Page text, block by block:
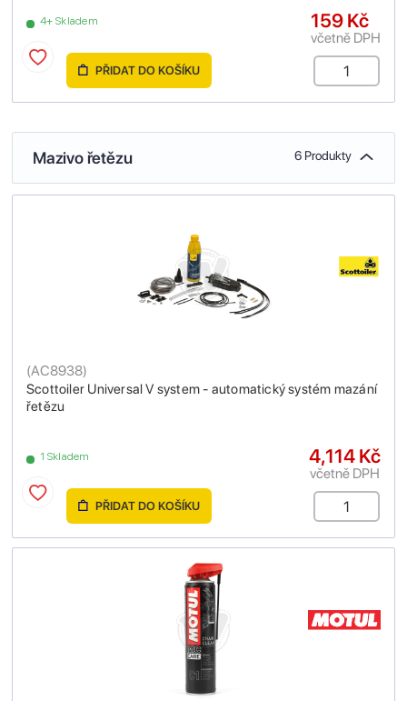
4+ Skladem 159 Kč
včetně DPH
PŘIDAT DO KOŠÍKU
Mazivo řetězu 6 Produkty
Scottoiler Universal V system - automatický systém mazání
řetězu
(AC8938)
1 Skladem 4,114 Kč
včetně DPH
PŘIDAT DO KOŠÍKU